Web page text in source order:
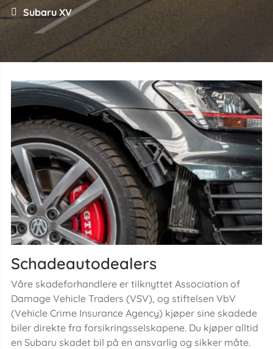
Subaru XV
Schadeautodealers
Våre skadeforhandlere er tilknyttet Association of
Damage Vehicle Traders (VSV), og stiftelsen VbV
(Vehicle Crime Insurance Agency) kjøper sine skadede
biler direkte fra forsikringsselskapene. Du kjøper alltid
en Subaru skadet bil på en ansvarlig og sikker måte.